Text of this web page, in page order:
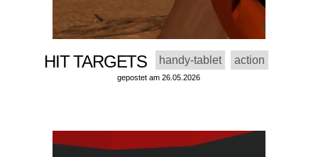
HIT TARGETS handy-tablet action
gepostet am 26.05.2026